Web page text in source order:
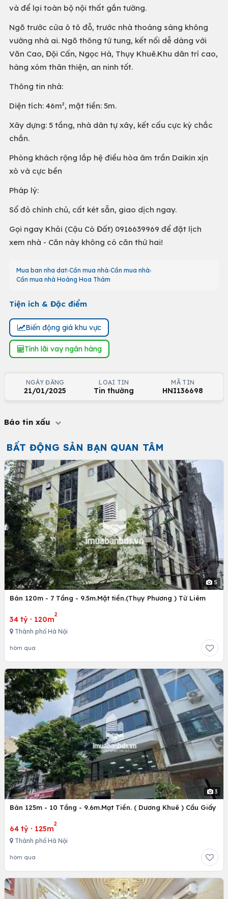
và để lại toàn bộ nội thất gắn tường.
Ngõ trước cửa ô tô đỗ, trước nhà thoáng sáng không
vướng nhà ai. Ngõ thông tứ tung, kết nối dễ dàng với
Văn Cao, Đội Cấn, Ngọc Hà, Thụy Khuê.Khu dân trí cao,
hàng xóm thân thiện, an ninh tốt.
Thông tin nhà:
Diện tích: 46m², mặt tiền: 5m.
Xây dựng: 5 tầng, nhà dân tự xây, kết cấu cực kỳ chắc
chắn.
Phòng khách rộng lắp hệ điều hòa âm trần Daikin xịn
xò và cực bền
Pháp lý:
Sổ đỏ chính chủ, cất két sẵn, giao dịch ngay.
Gọi ngay Khải (Cậu Cò Đất) 0916639969 để đặt lịch
xem nhà - Căn này không có căn thứ hai!
Mua ban nha dat Cần mua nhà Cần mua nhà
Cần mua nhà Hoàng Hoa Thám
Tiện ích & Đặc điểm
Biến động giá khu vực
Tính lãi vay ngân hàng
NGÀY ĐĂNG
21/01/2025
LOẠI TIN
Tin thường
MÃ TIN
HNI136698
Báo tin xấu
BẤT ĐỘNG SẢN BẠN QUAN TÂM
5
Bán 120m - 7 Tầng - 9.5m.Mặt tiền.(Thụy Phương ) Từ Liêm
34 tỷ · 120m
2
Thành phố Hà Nội
hôm qua
3
Bán 125m - 10 Tầng - 9.6m.Mạt Tiền. ( Dương Khuê ) Cầu Giấy
64 tỷ · 125m
2
Thành phố Hà Nội
hôm qua